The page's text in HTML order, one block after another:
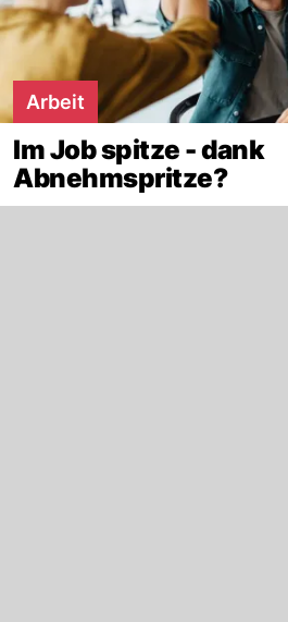
Arbeit
Im Job spitze - dank
Abnehmspritze?